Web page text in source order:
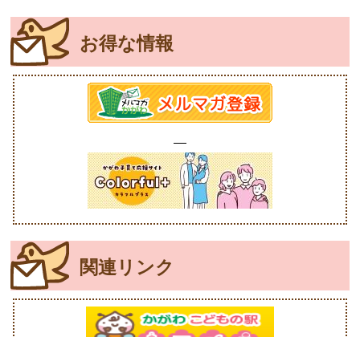
お得な情報
関連リンク